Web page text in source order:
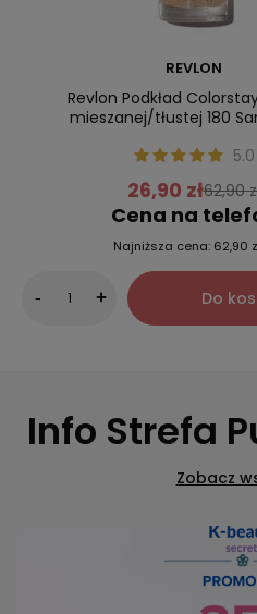
REVLON
Revlon Podkład
mieszanej/tłustej 180
5.0
26,90 zł62,90
Cena na
Najniższa cena: 62,90
- + Do
Info Strefa
Zobacz